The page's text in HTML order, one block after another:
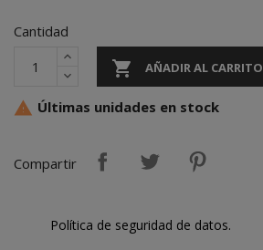
Cantidad
 AÑADIR AL CARRITO
 Últimas unidades en stock
Compartir
Política de seguridad de datos.